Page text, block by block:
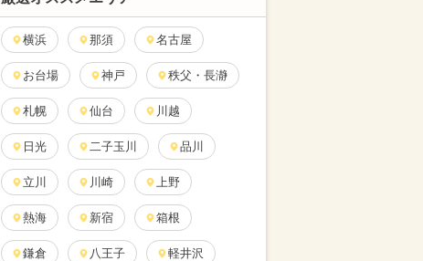
横浜 那須 名古屋
お台場 神戸 秩父・長瀞
札幌 仙台 川越
日光 二子玉川 品川
立川 川崎 上野
熱海 新宿 箱根
鎌倉 八王子 軽井沢